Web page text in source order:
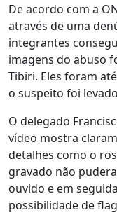
De acordo com a
através de uma
integrantes
imagens do abuso
Tibiri. Eles foram
o suspeito foi
O delegado
vídeo mostra
detalhes como o
gravado não
ouvido e em
possibilidade de